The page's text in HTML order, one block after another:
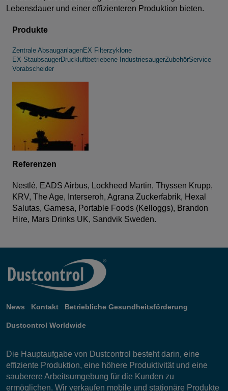
Lebensdauer und einer effizienteren Produktion bieten.
Produkte
Zentrale AbsauganlagenEX Filterzyklone
EX StaubsaugerDruckluftbetriebene IndustriesaugerZubehörService
Vorabscheider
Referenzen
Nestlé, EADS Airbus, Lockheed Martin, Thyssen Krupp,
KRV, The Age, Interseroh, Agrana Zuckerfabrik, Hexal
Salutas, Gamesa, Portable Foods (Kelloggs), Brandon
Hire, Mars Drinks UK, Sandvik Sweden.
News Kontakt Betriebliche Gesundheitsförderung
Dustcontrol Worldwide
Die Hauptaufgabe von Dustcontrol besteht darin, eine
effiziente Produktion, eine höhere Produktivität und eine
sauberere Arbeitsumgebung für die Kunden zu
ermöglichen. Wir verkaufen mobile und stationäre Produkte